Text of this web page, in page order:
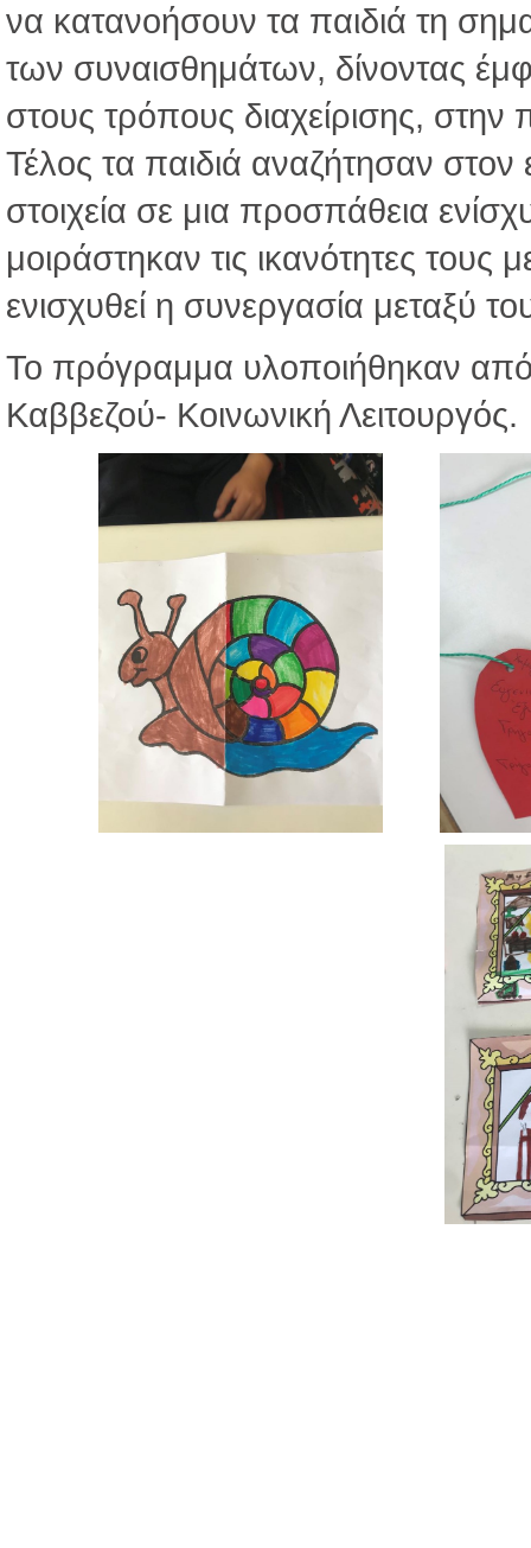
να κατανοήσουν τα παιδιά τη
των συναισθημάτων, δίνοντας
στους τρόπους διαχείρισης, στην
Τέλος τα παιδιά αναζήτησαν
στοιχεία σε μια προσπάθεια
μοιράστηκαν τις ικανότητες
ενισχυθεί η συνεργασία μεταξύ
Το πρόγραμμα υλοποιήθηκαν
Καββεζού- Κοινωνική